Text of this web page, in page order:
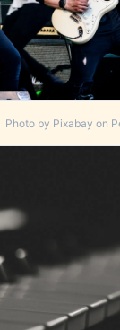
Photo by Pixabay on